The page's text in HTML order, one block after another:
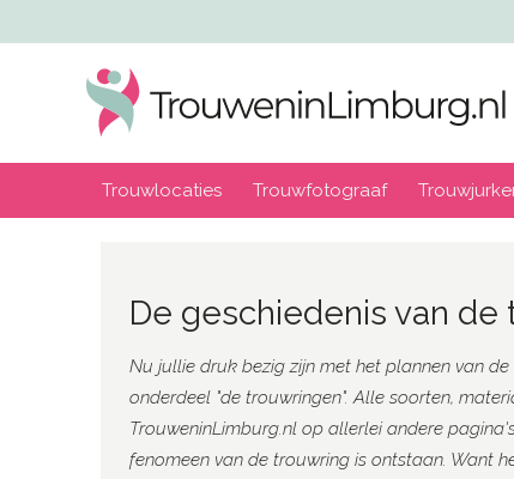
Trouwlocaties Trouwfotograaf
De geschiedenis van de
Nu jullie druk bezig zijn met het plannen van
onderdeel "de trouwringen". Alle soorten,
TrouweninLimburg.nl op allerlei andere
fenomeen van de trouwring is ontstaan. Want